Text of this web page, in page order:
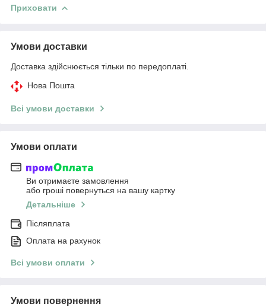
Приховати
Умови доставки
Доставка здійснюється тільки по передоплаті.
Нова Пошта
Всі умови доставки
Умови оплати
Ви отримаєте замовлення
або гроші повернуться на вашу картку
Детальніше
Післяплата
Оплата на рахунок
Всі умови оплати
Умови повернення